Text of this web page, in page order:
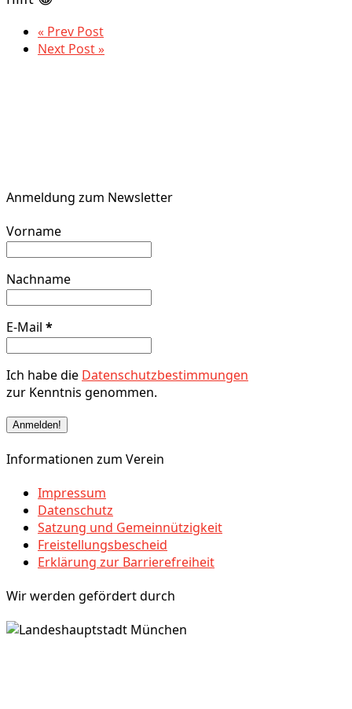
« Prev Post
Next Post »
Anmeldung zum Newsletter
Vorname
Nachname
E-Mail *
Ich habe die Datenschutzbestimmungen
zur Kenntnis genommen.
Informationen zum Verein
Impressum
Datenschutz
Satzung und Gemeinnützigkeit
Freistellungsbescheid
Erklärung zur Barrierefreiheit
Wir werden gefördert durch